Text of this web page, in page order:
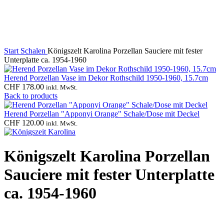
Start Schalen Königszelt Karolina Porzellan Sauciere mit fester
Unterplatte ca. 1954-1960
Herend Porzellan Vase im Dekor Rothschild 1950-1960, 15.7cm
CHF 178.00 inkl. MwSt.
Back to products
Herend Porzellan "Apponyi Orange" Schale/Dose mit Deckel
CHF 120.00 inkl. MwSt.
Königszelt Karolina Porzellan
Sauciere mit fester Unterplatte
ca. 1954-1960